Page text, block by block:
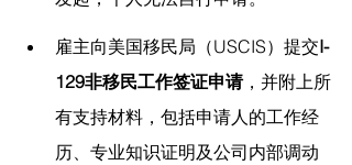
雇主向美国移民局（USCIS）提交I-
129非移民工作签证申请，并附上所
有支持材料，包括申请人的工作经
历、专业知识证明及公司内部调动